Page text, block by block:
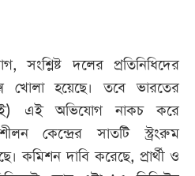
সংশ্লিষ্ট দলের প্রতিনিধিদের
খোলা হয়েছে। তবে ভারতের
এই অভিযোগ নাকচ করে
কেন্দ্রের সাতটি স্ট্রংরুম
কমিশন দাবি করেছে, প্রার্থী ও